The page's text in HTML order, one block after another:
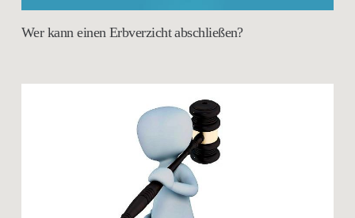
Wer kann einen Erbverzicht abschließen?